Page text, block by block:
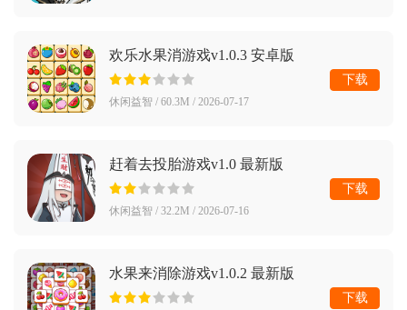
欢乐水果消游戏v1.0.3 安卓版
休闲益智 / 60.3M / 2026-07-17
下载
赶着去投胎游戏v1.0 最新版
休闲益智 / 32.2M / 2026-07-16
下载
水果来消除游戏v1.0.2 最新版
下载